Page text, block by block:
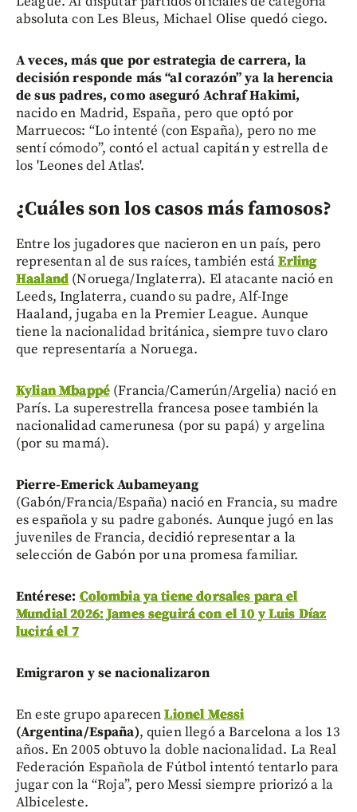
absoluta con Les Bleus, Michael Olise quedó ciego.
A veces, más que por estrategia de carrera, la
decisión responde más “al corazón” ya la herencia
de sus padres, como aseguró Achraf Hakimi,
nacido en Madrid, España, pero que optó por
Marruecos: “Lo intenté (con España), pero no me
sentí cómodo”, contó el actual capitán y estrella de
los 'Leones del Atlas'.
¿Cuáles son los casos más famosos?
Entre los jugadores que nacieron en un país, pero
representan al de sus raíces, también está Erling
Haaland (Noruega/Inglaterra). El atacante nació en
Leeds, Inglaterra, cuando su padre, Alf-Inge
Haaland, jugaba en la Premier League. Aunque
tiene la nacionalidad británica, siempre tuvo claro
que representaría a Noruega.
Kylian Mbappé(Francia/Camerún/Argelia) nació en
París. La superestrella francesa posee también la
nacionalidad camerunesa (por su papá) y argelina
(por su mamá).
Pierre-Emerick Aubameyang
(Gabón/Francia/España) nació en Francia, su madre
es española y su padre gabonés. Aunque jugó en las
juveniles de Francia, decidió representar a la
selección de Gabón por una promesa familiar.
Entérese: Colombia ya tiene dorsales para el
Mundial 2026: James seguirá con el 10 y Luis Díaz
lucirá el 7
Emigraron y se nacionalizaron
En este grupo aparecen Lionel Messi
(Argentina/España), quien llegó a Barcelona a los 13
años. En 2005 obtuvo la doble nacionalidad. La Real
Federación Española de Fútbol intentó tentarlo para
jugar con la “Roja”, pero Messi siempre priorizó a la
Albiceleste.